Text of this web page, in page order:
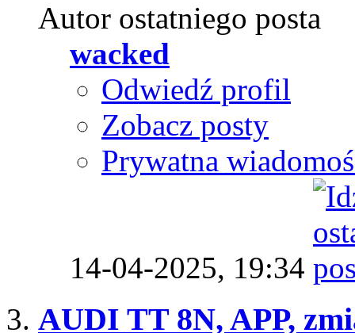
Autor ostatniego posta
wacked
Odwiedź profil
Zobacz posty
Prywatna
14-04-2025, 19:34
AUDI TT 8N, APP,